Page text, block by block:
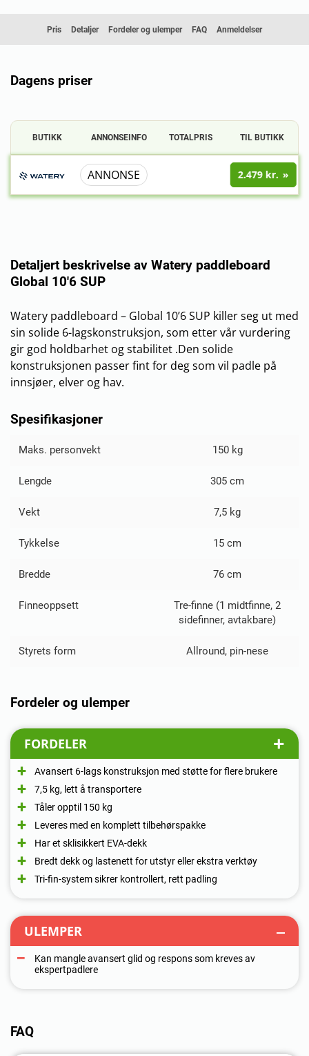
Pris Detaljer Fordeler og ulemper FAQ Anmeldelser
Dagens priser
BUTIKK ANNONSEINFO TOTALPRIS TIL BUTIKK
ANNONSE 2.479 kr.
Detaljert beskrivelse av Watery paddleboard
Global 10'6 SUP
Spesifikasjoner
Maks. personvekt 150 kg
Lengde 305 cm
Vekt 7,5 kg
Tykkelse 15 cm
Bredde 76 cm
Finneoppsett
Tre-finne (1 midtfinne, 2
sidefinner, avtakbare)
Styrets form Allround, pin-nese
Watery paddleboard – Global 10’6 SUP killer seg ut med
sin solide 6-lagskonstruksjon, som etter vår vurdering
gir god holdbarhet og stabilitet .Den solide
konstruksjonen passer fint for deg som vil padle på
innsjøer, elver og hav.
Fordeler og ulemper
FORDELER
Avansert 6-lags konstruksjon med støtte for flere brukere
7,5 kg, lett å transportere
Tåler opptil 150 kg
Leveres med en komplett tilbehørspakke
Har et sklisikkert EVA-dekk
Bredt dekk og lastenett for utstyr eller ekstra verktøy
Tri-fin-system sikrer kontrollert, rett padling
ULEMPER
Kan mangle avansert glid og respons som kreves av
ekspertpadlere
FAQ